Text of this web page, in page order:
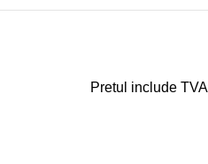
Pretul include TVA